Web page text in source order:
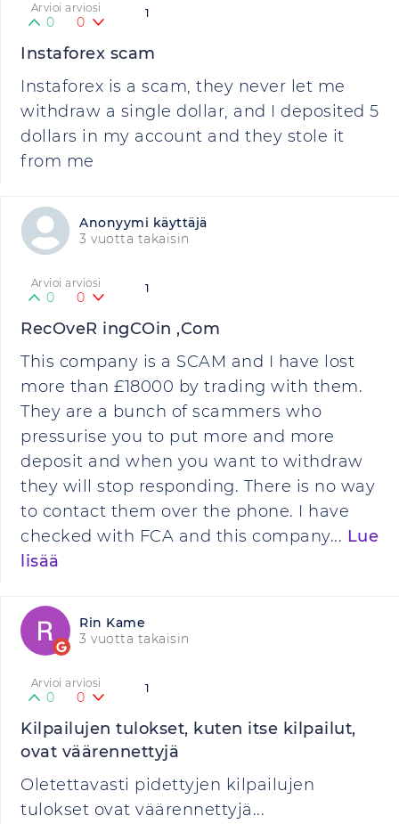
1
Arvioi arviosi
0 0
Instaforex scam
Instaforex is a scam, they never let me
withdraw a single dollar, and I deposited 5
dollars in my account and they stole it
from me
Anonyymi käyttäjä
3 vuotta takaisin
1
Arvioi arviosi
0 0
RecOveR ingCOin ,Com
This company is a SCAM and I have lost
more than £18000 by trading with them.
They are a bunch of scammers who
pressurise you to put more and more
deposit and when you want to withdraw
they will stop responding. There is no way
to contact them over the phone. I have
checked with FCA and this company... Lue
lisää
Rin Kame
3 vuotta takaisin
1
Arvioi arviosi
0 0
Kilpailujen tulokset, kuten itse kilpailut,
ovat väärennettyjä
Oletettavasti pidettyjen kilpailujen
tulokset ovat väärennettyjä...